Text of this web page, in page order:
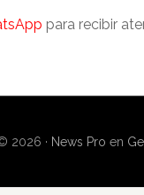
para recibir
2026 · News Pro en